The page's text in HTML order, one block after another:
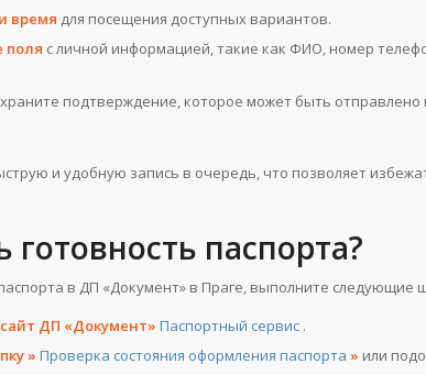
время для посещения доступных вариантов.
поля с личной информацией, такие как ФИО, номер
подтверждение, которое может быть
и удобную запись в очередь, что позволяет
готовность паспорта?
в ДП «Документ» в Праге, выполните следующие
ДП «Документ» Паспортный сервис .
» Проверка состояния оформления паспорта » или